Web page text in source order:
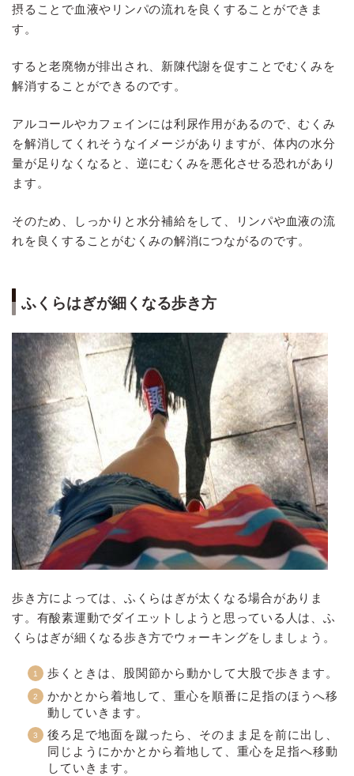
摂ることで血液やリンパの流れを良くすることができま
す。
すると老廃物が排出され、新陳代謝を促すことでむくみを
解消することができるのです。
アルコールやカフェインには利尿作用があるので、むくみ
を解消してくれそうなイメージがありますが、体内の水分
量が足りなくなると、逆にむくみを悪化させる恐れがあり
ます。
そのため、しっかりと水分補給をして、リンパや血液の流
れを良くすることがむくみの解消につながるのです。
ふくらはぎが細くなる歩き方
歩き方によっては、ふくらはぎが太くなる場合がありま
す。有酸素運動でダイエットしようと思っている人は、ふ
くらはぎが細くなる歩き方でウォーキングをしましょう。
歩くときは、股関節から動かして大股で歩きます。
かかとから着地して、重心を順番に足指のほうへ移
動していきます。
後ろ足で地面を蹴ったら、そのまま足を前に出し、
同じようにかかとから着地して、重心を足指へ移動
していきます。